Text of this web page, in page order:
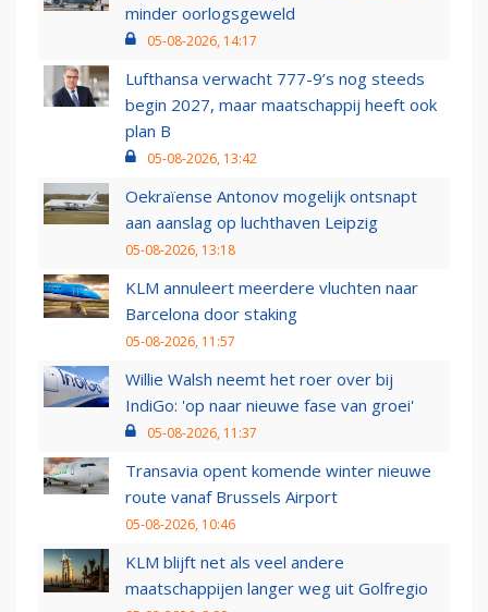
minder oorlogsgeweld
05-08-2026, 14:17
Lufthansa verwacht 777-9’s nog steeds
begin 2027, maar maatschappij heeft ook
plan B
05-08-2026, 13:42
Oekraïense Antonov mogelijk ontsnapt
aan aanslag op luchthaven Leipzig
05-08-2026, 13:18
KLM annuleert meerdere vluchten naar
Barcelona door staking
05-08-2026, 11:57
Willie Walsh neemt het roer over bij
IndiGo: 'op naar nieuwe fase van groei'
05-08-2026, 11:37
Transavia opent komende winter nieuwe
route vanaf Brussels Airport
05-08-2026, 10:46
KLM blijft net als veel andere
maatschappijen langer weg uit Golfregio